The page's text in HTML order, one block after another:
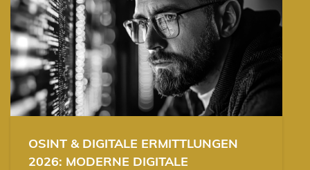
OSINT & DIGITALE ERMITTLUNGEN
2026: MODERNE DIGITALE